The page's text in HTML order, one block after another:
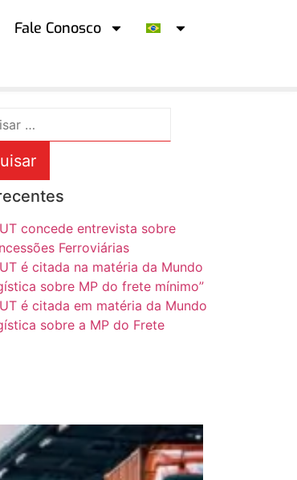
Fale Conosco
concede entrevista sobre
Ferroviárias
é citada na matéria da Mundo
sobre MP do frete mínimo”
é citada em matéria da Mundo
sobre a MP do Frete